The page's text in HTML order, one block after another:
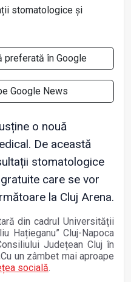
preferată în Google
Google News
o nouă
De această
stomatologice
care se vor
la Cluj Arena.
din cadrul Universității
Hațieganu” Cluj-Napoca
Județean Cluj în
un zâmbet mai aproape
socială.